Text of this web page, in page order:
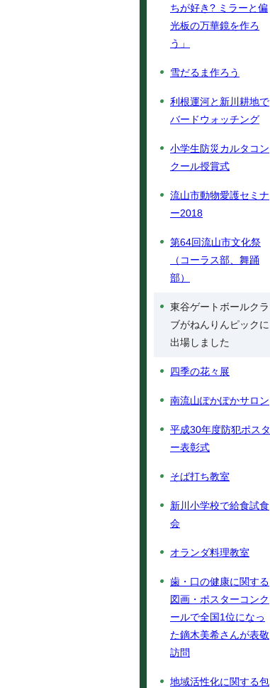
ちが好き? ミラーと偏
光板の万華鏡を作ろ
う」
雪だるま作ろう
利根運河と新川耕地で
バードウォッチング
小学生防災カルタコン
クール授賞式
流山市動物愛護セミナ
ー2018
第64回流山市文化祭
（コーラス部、舞踊
部）
東谷ゲートボールクラ
ブがねんりんピックに
出場しました
四季の花々展
南流山ぽかぽかサロン
平成30年度防犯ポスタ
ー表彰式
そば打ち教室
新川小学校で給食試食
会
オランダ料理教室
歯・口の健康に関する
図画・ポスターコンク
ールで全国1位になっ
た鏑木美希さんが表敬
訪問
地域活性化に関する包